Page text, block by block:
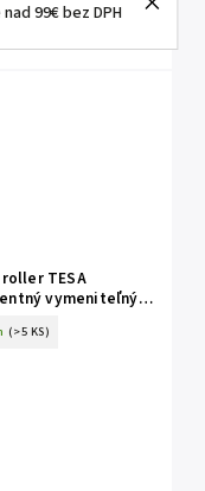
99€ bez DPH
TESA
vymeniteľný
(>5 KS)